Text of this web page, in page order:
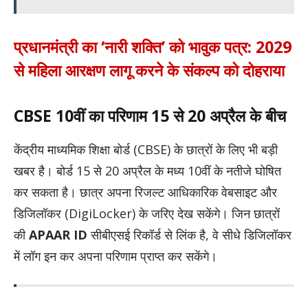
प्रधानमंत्री का ‘नारी शक्ति’ को भावुक पत्र: 2029
से महिला आरक्षण लागू करने के संकल्प को दोहराया
CBSE 10वीं का परिणाम 15 से 20 अप्रैल के बीच
केंद्रीय माध्यमिक शिक्षा बोर्ड (CBSE) के छात्रों के लिए भी बड़ी
खबर है। बोर्ड 15 से 20 अप्रैल के मध्य 10वीं के नतीजे घोषित
कर सकता है। छात्र अपना रिजल्ट आधिकारिक वेबसाइट और
डिजिलॉकर (DigiLocker) के जरिए देख सकेंगे। जिन छात्रों
कीAPAAR ID सीबीएसई रिकॉर्ड से लिंक है, वे सीधे डिजिलॉकर
में लॉग इन कर अपना परिणाम प्राप्त कर सकेंगे।